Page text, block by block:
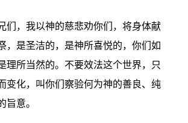
们，我以神的慈悲劝你们，将身体献
，是圣洁的，是神所喜悦的，你们如
理所当然的。不要效法这个世界，只
变化，叫你们察验何为神的善良、纯
旨意。